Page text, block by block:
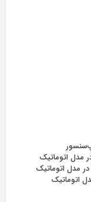
مدل اتوماتیک
اتوماتیک